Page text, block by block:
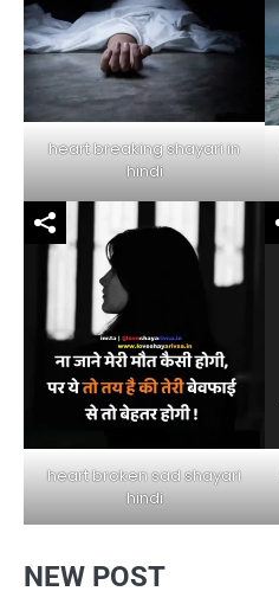
heart breaking shayari in
hindi
heart broken sad shayari
hindi
NEW POST